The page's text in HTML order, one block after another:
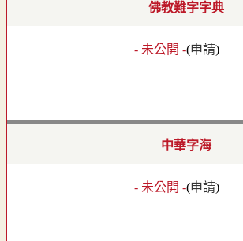
佛教難字字典
- 未公開 -(申請)
中華字海
- 未公開 -(申請)